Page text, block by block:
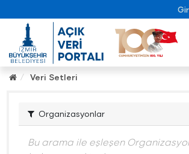
Veri Setleri
Organizasyonlar
Bu arama ile eşleşen